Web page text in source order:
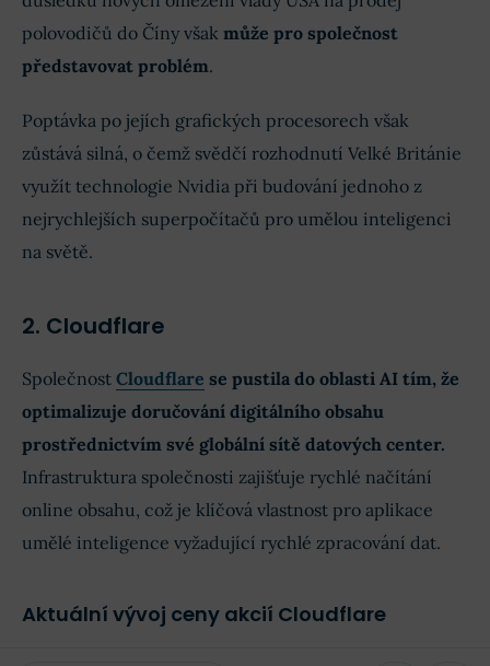
polovodičů do Číny však může pro společnost
představovat problém.
Poptávka po jejích grafických procesorech však
zůstává silná, o čemž svědčí rozhodnutí Velké Británie
využít technologie Nvidia při budování jednoho z
nejrychlejších superpočítačů pro umělou inteligenci
na světě.
2. Cloudflare
Společnost Cloudflare se pustila do oblasti AI tím, že
optimalizuje doručování digitálního obsahu
prostřednictvím své globální sítě datových center.
Infrastruktura společnosti zajišťuje rychlé načítání
online obsahu, což je klíčová vlastnost pro aplikace
umělé inteligence vyžadující rychlé zpracování dat.
Aktuální vývoj ceny akcií Cloudflare